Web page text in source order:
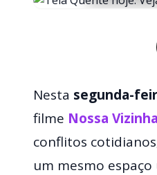
Nesta segunda-
filme Nossa
conflitos
um mesmo espaço